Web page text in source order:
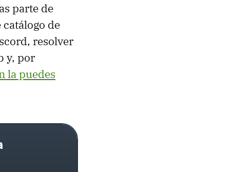
parte de
de
resolver
y, por
la puedes